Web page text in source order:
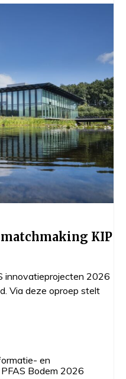
KIP
innovatieprojecten 2026
Via deze oproep stelt